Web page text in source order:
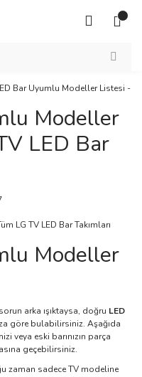
Bar Uyumlu Modeller Listesi -
Modeller
LED Bar
Modeller
arka ışıktaysa, doğru LED
göre bulabilirsiniz. Aşağıda
veya eski barınızın parça
geçebilirsiniz.
zaman sadece TV modeline